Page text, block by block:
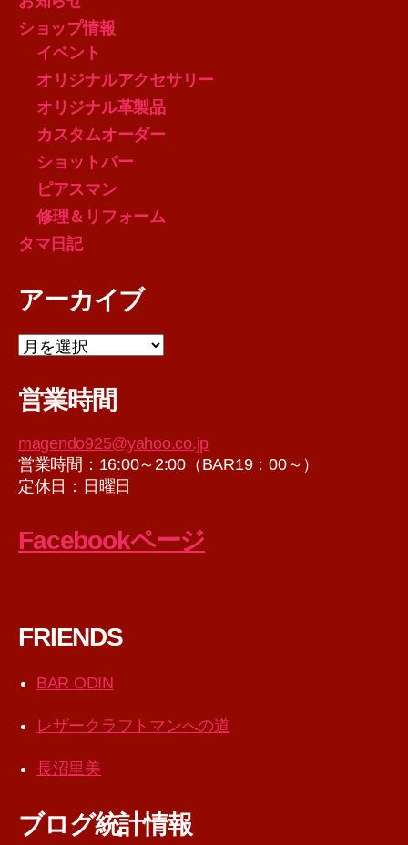
ショップ情報
イベント
オリジナルアクセサリー
オリジナル革製品
カスタムオーダー
ショットバー
ピアスマン
修理＆リフォーム
タマ日記
アーカイブ
ア
イ
営業時間
magendo925@yahoo.co.jp
営業時間：16:00～2:00（BAR19：00～）
定休日：日曜日
Facebookページ
FRIENDS
BAR ODIN
レザークラフトマンへの道
長沼里美
ブログ統計情報